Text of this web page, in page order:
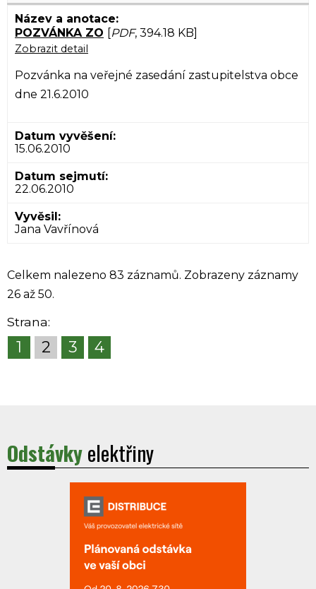
POZVÁNKA ZO [PDF, 394.18 KB]
Zobrazit detail
Pozvánka na veřejné zasedání zastupitelstva obce
dne 21.6.2010
15.06.2010
22.06.2010
Jana Vavřínová
Celkem nalezeno 83 záznamů. Zobrazeny záznamy
26 až 50.
Strana:
1 2 3 4
Odstávkyelektřiny